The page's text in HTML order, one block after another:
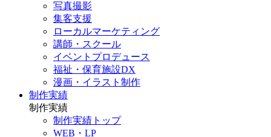
写真撮影
集客支援
ローカルマーケティング
講師・スクール
イベントプロデュース
福祉・保育施設DX
漫画・イラスト制作
制作実績
制作実績
制作実績トップ
WEB・LP